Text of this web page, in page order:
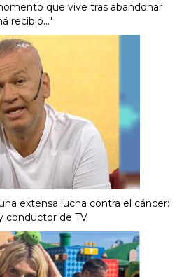
que vive tras abandonar
recibió..."
extensa lucha contra el cáncer:
conductor de TV